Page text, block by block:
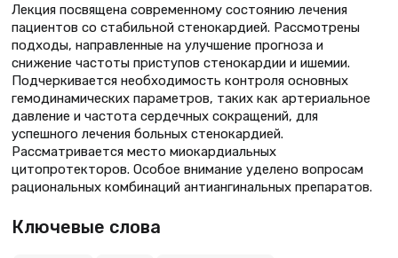
Лекция посвящена современному состоянию лечения
пациентов со стабильной стенокардией. Рассмотрены
подходы, направленные на улучшение прогноза и
снижение частоты приступов стенокардии и ишемии.
Подчеркивается необходимость контроля основных
гемодинамических параметров, таких как артериальное
давление и частота сердечных сокращений, для
успешного лечения больных стенокардией.
Рассматривается место миокардиальных
цитопротекторов. Особое внимание уделено вопросам
рациональных комбинаций антиангинальных препаратов.
Ключевые слова